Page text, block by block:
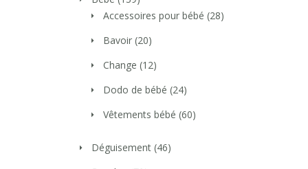
Accessoires pour bébé (28)
Bavoir (20)
Change (12)
Dodo de bébé (24)
Vêtements bébé (60)
Déguisement (46)